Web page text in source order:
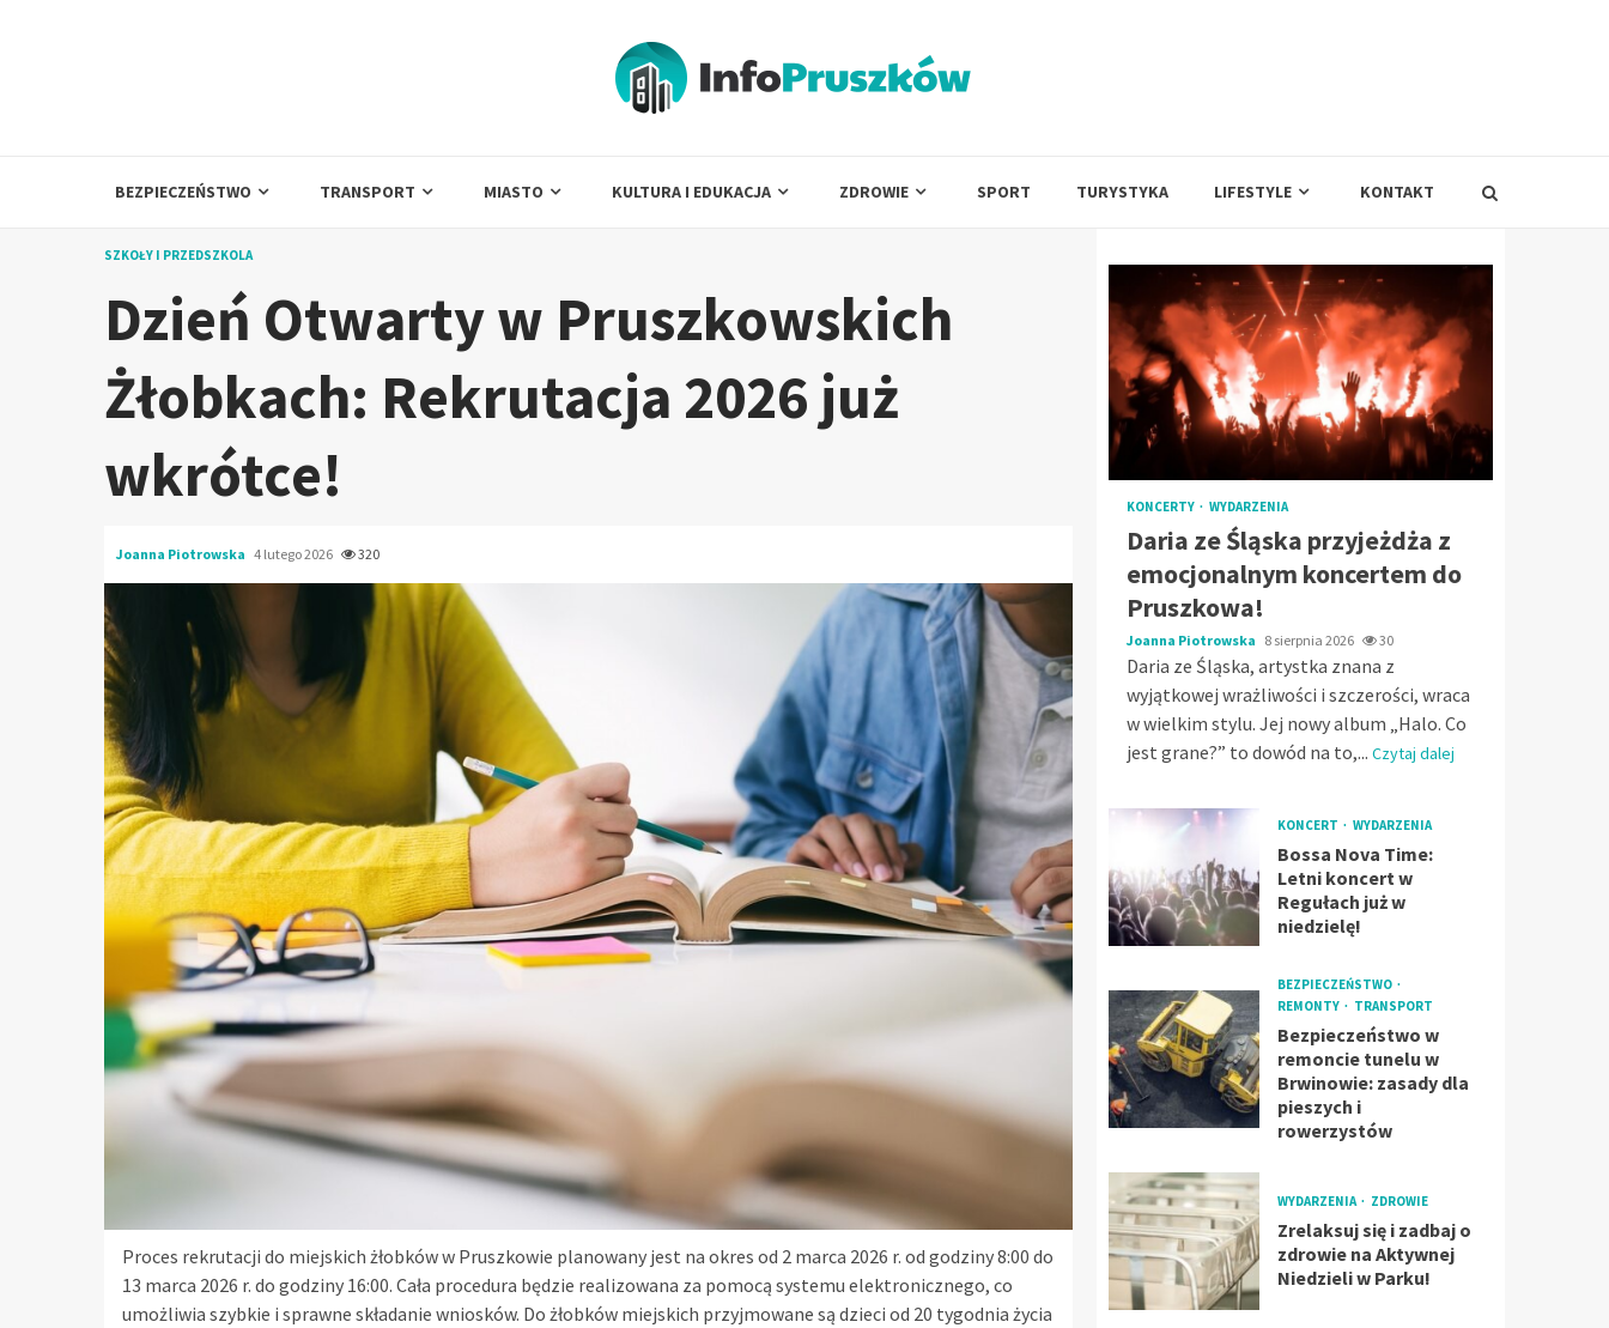
BEZPIECZEŃSTWO TRANSPORT MIASTO KULTURA I EDUKACJA ZDROWIE SPORT TURYSTYKA LIFESTYLE KONTAKT
SZKOŁY I PRZEDSZKOLA
Dzień Otwarty w Pruszkowskich
Żłobkach: Rekrutacja 2026 już
wkrótce!
Joanna Piotrowska 4 lutego 2026 320
Proces rekrutacji do miejskich żłobków w Pruszkowie planowany jest na okres od 2 marca 2026 r. od godziny 8:00 do
13 marca 2026 r. do godziny 16:00. Cała procedura będzie realizowana za pomocą systemu elektronicznego, co
umożliwia szybkie i sprawne składanie wniosków. Do żłobków miejskich przyjmowane są dzieci od 20 tygodnia życia
KONCERTY WYDARZENIA
Daria ze Śląska przyjeżdża z
emocjonalnym koncertem do
Pruszkowa!
Joanna Piotrowska 8 sierpnia 2026 30
Daria ze Śląska, artystka znana z
wyjątkowej wrażliwości i szczerości, wraca
w wielkim stylu. Jej nowy album „Halo. Co
jest grane?” to dowód na to,... Czytaj dalej
KONCERT WYDARZENIA
Bossa Nova Time:
Letni koncert w
Regułach już w
niedzielę!
BEZPIECZEŃSTWO
REMONTY
TRANSPORT
Bezpieczeństwo w
remoncie tunelu w
Brwinowie: zasady dla
pieszych i
rowerzystów
WYDARZENIA ZDROWIE
Zrelaksuj się i zadbaj o
zdrowie na Aktywnej
Niedzieli w Parku!